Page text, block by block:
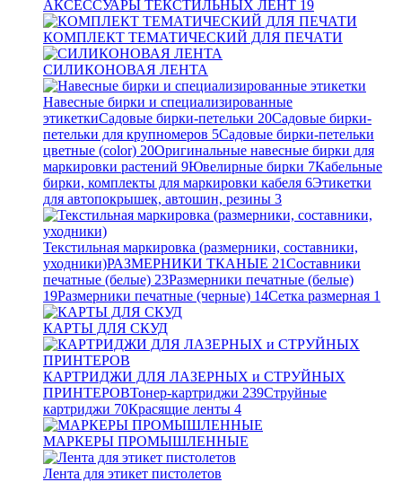
АКСЕССУАРЫ ТЕКСТИЛЬНЫХ ЛЕНТ 19
КОМПЛЕКТ ТЕМАТИЧЕСКИЙ ДЛЯ ПЕЧАТИ
СИЛИКОНОВАЯ ЛЕНТА
Навесные бирки и специализированные
этикеткиСадовые бирки-петельки 20Садовые бирки-
петельки для крупномеров 5Садовые бирки-петельки
цветные (color) 20Оригинальные навесные бирки для
маркировки растений 9Ювелирные бирки 7Кабельные
бирки, комплекты для маркировки кабеля 6Этикетки
для автопокрышек, автошин, резины 3
Текстильная маркировка (размерники, составники,
уходники)РАЗМЕРНИКИ ТКАНЫЕ 21Составники
печатные (белые) 23Размерники печатные (белые)
19Размерники печатные (черные) 14Сетка размерная 1
КАРТЫ ДЛЯ СКУД
КАРТРИДЖИ ДЛЯ ЛАЗЕРНЫХ и СТРУЙНЫХ
ПРИНТЕРОВТонер-картриджи 239Струйные
картриджи 70Красящие ленты 4
МАРКЕРЫ ПРОМЫШЛЕННЫЕ
Лента для этикет пистолетов